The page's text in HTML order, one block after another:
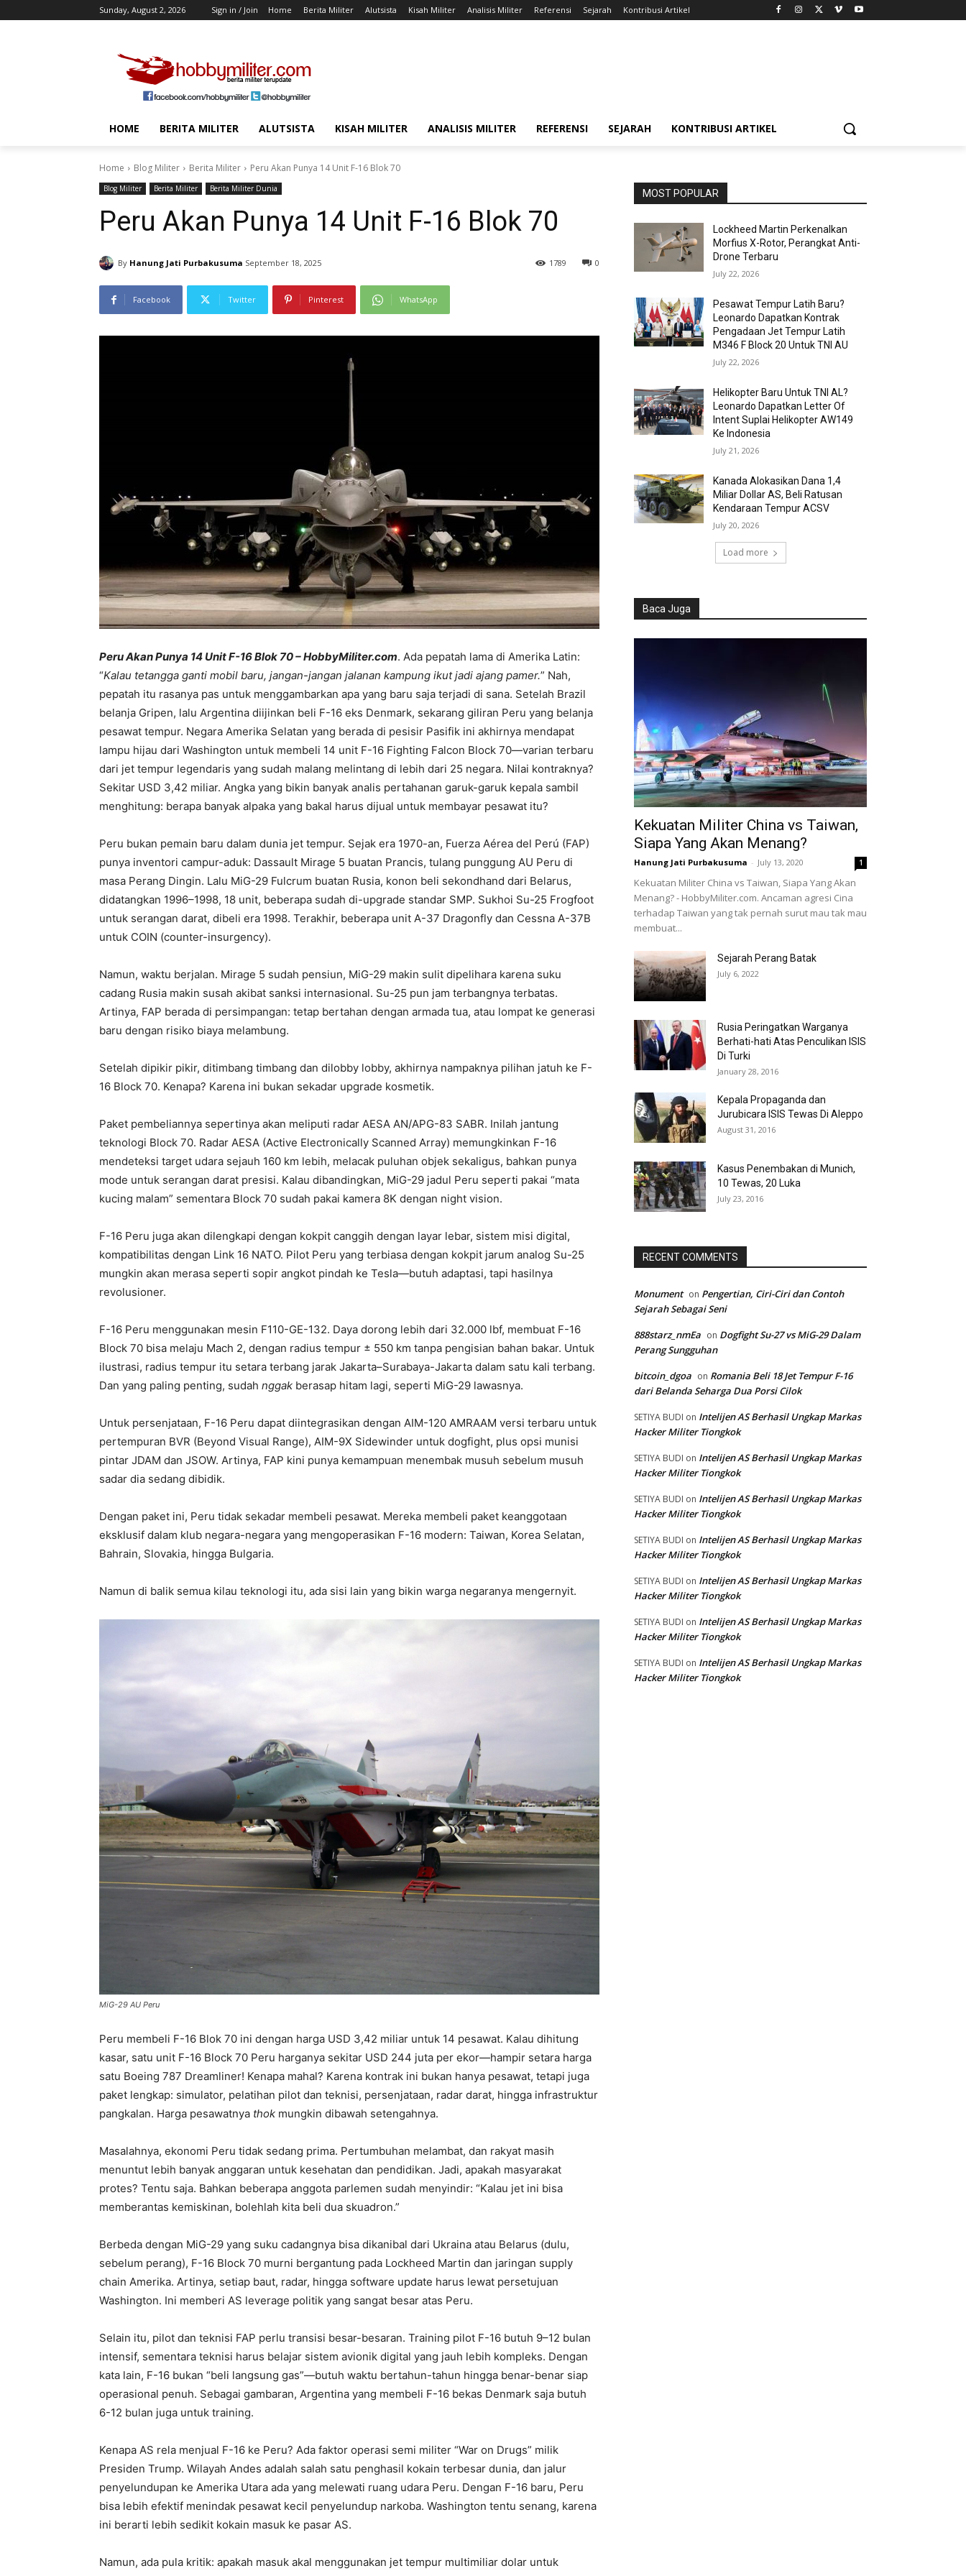
Sunday, August 2, 2026 Sign in / Join Home Berita Militer Alutsista Kisah Militer Analisis Militer Referensi Sejarah Kontribusi Artikel
HOME BERITA MILITER ALUTSISTA KISAH MILITER ANALISIS MILITER REFERENSI SEJARAH KONTRIBUSI ARTIKEL
Home Blog Militer Berita Militer Peru Akan Punya 14 Unit F-16 Blok 70
Blog Militer Berita Militer Berita Militer Dunia
Peru Akan Punya 14 Unit F-16 Blok 70
By Hanung Jati Purbakusuma September 18, 2025 0
1789
Facebook Twitter Pinterest WhatsApp
Peru Akan Punya 14 Unit F-16 Blok 70 – HobbyMiliter.com. Ada pepatah lama di Amerika Latin:
“Kalau tetangga ganti mobil baru, jangan-jangan jalanan kampung ikut jadi ajang pamer.” Nah,
pepatah itu rasanya pas untuk menggambarkan apa yang baru saja terjadi di sana. Setelah Brazil
belanja Gripen, lalu Argentina diijinkan beli F-16 eks Denmark, sekarang giliran Peru yang belanja
pesawat tempur. Negara Amerika Selatan yang berada di pesisir Pasifik ini akhirnya mendapat
lampu hijau dari Washington untuk membeli 14 unit F-16 Fighting Falcon Block 70—varian terbaru
dari jet tempur legendaris yang sudah malang melintang di lebih dari 25 negara. Nilai kontraknya?
Sekitar USD 3,42 miliar. Angka yang bikin banyak analis pertahanan garuk-garuk kepala sambil
menghitung: berapa banyak alpaka yang bakal harus dijual untuk membayar pesawat itu?
Peru bukan pemain baru dalam dunia jet tempur. Sejak era 1970-an, Fuerza Aérea del Perú (FAP)
punya inventori campur-aduk: Dassault Mirage 5 buatan Prancis, tulang punggung AU Peru di
masa Perang Dingin. Lalu MiG-29 Fulcrum buatan Rusia, konon beli sekondhand dari Belarus,
didatangkan 1996–1998, 18 unit, beberapa sudah di-upgrade standar SMP. Sukhoi Su-25 Frogfoot
untuk serangan darat, dibeli era 1998. Terakhir, beberapa unit A-37 Dragonfly dan Cessna A-37B
untuk COIN (counter-insurgency).
Namun, waktu berjalan. Mirage 5 sudah pensiun, MiG-29 makin sulit dipelihara karena suku
cadang Rusia makin susah akibat sanksi internasional. Su-25 pun jam terbangnya terbatas.
Artinya, FAP berada di persimpangan: tetap bertahan dengan armada tua, atau lompat ke generasi
baru dengan risiko biaya melambung.
Setelah dipikir pikir, ditimbang timbang dan dilobby lobby, akhirnya nampaknya pilihan jatuh ke F-
16 Block 70. Kenapa? Karena ini bukan sekadar upgrade kosmetik.
Paket pembeliannya sepertinya akan meliputi radar AESA AN/APG-83 SABR. Inilah jantung
teknologi Block 70. Radar AESA (Active Electronically Scanned Array) memungkinkan F-16
mendeteksi target udara sejauh 160 km lebih, melacak puluhan objek sekaligus, bahkan punya
mode untuk serangan darat presisi. Kalau dibandingkan, MiG-29 jadul Peru seperti pakai “mata
kucing malam” sementara Block 70 sudah pakai kamera 8K dengan night vision.
F-16 Peru juga akan dilengkapi dengan kokpit canggih dengan layar lebar, sistem misi digital,
kompatibilitas dengan Link 16 NATO. Pilot Peru yang terbiasa dengan kokpit jarum analog Su-25
mungkin akan merasa seperti sopir angkot pindah ke Tesla—butuh adaptasi, tapi hasilnya
revolusioner.
F-16 Peru menggunakan mesin F110-GE-132. Daya dorong lebih dari 32.000 lbf, membuat F-16
Block 70 bisa melaju Mach 2, dengan radius tempur ± 550 km tanpa pengisian bahan bakar. Untuk
ilustrasi, radius tempur itu setara terbang jarak Jakarta–Surabaya-Jakarta dalam satu kali terbang.
Dan yang paling penting, sudah nggak berasap hitam lagi, seperti MiG-29 lawasnya.
Untuk persenjataan, F-16 Peru dapat diintegrasikan dengan AIM-120 AMRAAM versi terbaru untuk
pertempuran BVR (Beyond Visual Range), AIM-9X Sidewinder untuk dogfight, plus opsi munisi
pintar JDAM dan JSOW. Artinya, FAP kini punya kemampuan menembak musuh sebelum musuh
sadar dia sedang dibidik.
Dengan paket ini, Peru tidak sekadar membeli pesawat. Mereka membeli paket keanggotaan
eksklusif dalam klub negara-negara yang mengoperasikan F-16 modern: Taiwan, Korea Selatan,
Bahrain, Slovakia, hingga Bulgaria.
Namun di balik semua kilau teknologi itu, ada sisi lain yang bikin warga negaranya mengernyit.
MiG-29 AU Peru
Peru membeli F-16 Blok 70 ini dengan harga USD 3,42 miliar untuk 14 pesawat. Kalau dihitung
kasar, satu unit F-16 Block 70 Peru harganya sekitar USD 244 juta per ekor—hampir setara harga
satu Boeing 787 Dreamliner! Kenapa mahal? Karena kontrak ini bukan hanya pesawat, tetapi juga
paket lengkap: simulator, pelatihan pilot dan teknisi, persenjataan, radar darat, hingga infrastruktur
pangkalan. Harga pesawatnya thok mungkin dibawah setengahnya.
Masalahnya, ekonomi Peru tidak sedang prima. Pertumbuhan melambat, dan rakyat masih
menuntut lebih banyak anggaran untuk kesehatan dan pendidikan. Jadi, apakah masyarakat
protes? Tentu saja. Bahkan beberapa anggota parlemen sudah menyindir: “Kalau jet ini bisa
memberantas kemiskinan, bolehlah kita beli dua skuadron.”
Berbeda dengan MiG-29 yang suku cadangnya bisa dikanibal dari Ukraina atau Belarus (dulu,
sebelum perang), F-16 Block 70 murni bergantung pada Lockheed Martin dan jaringan supply
chain Amerika. Artinya, setiap baut, radar, hingga software update harus lewat persetujuan
Washington. Ini memberi AS leverage politik yang sangat besar atas Peru.
Selain itu, pilot dan teknisi FAP perlu transisi besar-besaran. Training pilot F-16 butuh 9–12 bulan
intensif, sementara teknisi harus belajar sistem avionik digital yang jauh lebih kompleks. Dengan
kata lain, F-16 bukan “beli langsung gas”—butuh waktu bertahun-tahun hingga benar-benar siap
operasional penuh. Sebagai gambaran, Argentina yang membeli F-16 bekas Denmark saja butuh
6-12 bulan juga untuk training.
Kenapa AS rela menjual F-16 ke Peru? Ada faktor operasi semi militer “War on Drugs” milik
Presiden Trump. Wilayah Andes adalah salah satu penghasil kokain terbesar dunia, dan jalur
penyelundupan ke Amerika Utara ada yang melewati ruang udara Peru. Dengan F-16 baru, Peru
bisa lebih efektif menindak pesawat kecil penyelundup narkoba. Washington tentu senang, karena
ini berarti lebih sedikit kokain masuk ke pasar AS.
Namun, ada pula kritik: apakah masuk akal menggunakan jet tempur multimiliar dolar untuk
MOST POPULAR
Lockheed Martin Perkenalkan
Morfius X-Rotor, Perangkat Anti-
Drone Terbaru
July 22, 2026
Pesawat Tempur Latih Baru?
Leonardo Dapatkan Kontrak
Pengadaan Jet Tempur Latih
M346 F Block 20 Untuk TNI AU
July 22, 2026
Helikopter Baru Untuk TNI AL?
Leonardo Dapatkan Letter Of
Intent Suplai Helikopter AW149
Ke Indonesia
July 21, 2026
Kanada Alokasikan Dana 1,4
Miliar Dollar AS, Beli Ratusan
Kendaraan Tempur ACSV
July 20, 2026
Load more
Baca Juga
Kekuatan Militer China vs Taiwan,
Siapa Yang Akan Menang?
Hanung Jati Purbakusuma - July 13, 2020 1
Kekuatan Militer China vs Taiwan, Siapa Yang Akan
Menang? - HobbyMiliter.com. Ancaman agresi Cina
terhadap Taiwan yang tak pernah surut mau tak mau
membuat...
Sejarah Perang Batak
July 6, 2022
Rusia Peringatkan Warganya
Berhati-hati Atas Penculikan ISIS
Di Turki
January 28, 2016
Kepala Propaganda dan
Jurubicara ISIS Tewas Di Aleppo
August 31, 2016
Kasus Penembakan di Munich,
10 Tewas, 20 Luka
July 23, 2016
RECENT COMMENTS
Monument on Pengertian, Ciri-Ciri dan Contoh
Sejarah Sebagai Seni
888starz_nmEa on Dogfight Su-27 vs MiG-29 Dalam
Perang Sungguhan
bitcoin_dgoa on Romania Beli 18 Jet Tempur F-16
dari Belanda Seharga Dua Porsi Cilok
SETIYA BUDI on Intelijen AS Berhasil Ungkap Markas
Hacker Militer Tiongkok
SETIYA BUDI on Intelijen AS Berhasil Ungkap Markas
Hacker Militer Tiongkok
SETIYA BUDI on Intelijen AS Berhasil Ungkap Markas
Hacker Militer Tiongkok
SETIYA BUDI on Intelijen AS Berhasil Ungkap Markas
Hacker Militer Tiongkok
SETIYA BUDI on Intelijen AS Berhasil Ungkap Markas
Hacker Militer Tiongkok
SETIYA BUDI on Intelijen AS Berhasil Ungkap Markas
Hacker Militer Tiongkok
SETIYA BUDI on Intelijen AS Berhasil Ungkap Markas
Hacker Militer Tiongkok